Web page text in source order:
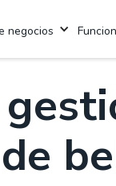
negocios